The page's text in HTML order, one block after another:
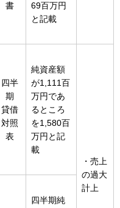
書
69百万円
と記載
四半
期
貸借
対照
表
純資産額
が1,111百
万円であ
るところ
を1,580百
万円と記
載
・売上
の過大
計上
四半期純